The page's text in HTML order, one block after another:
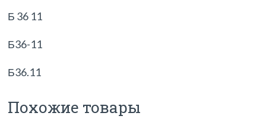
Б 36 11
Б36-11
Б36.11
Похожие товары